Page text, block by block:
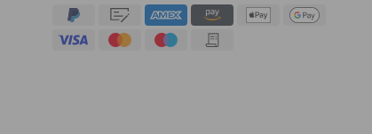
4,91 Valutazione 623 Recensioni